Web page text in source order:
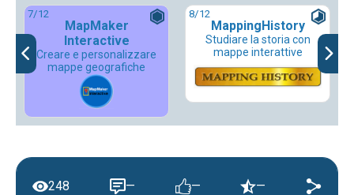
7/12
MapMaker
Interactive
Creare e personalizzare
mappe geografiche
8/12
MappingHistory
Studiare la storia con
mappe interattive
248 — — —